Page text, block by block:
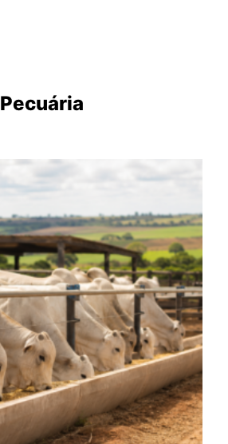
Pecuária